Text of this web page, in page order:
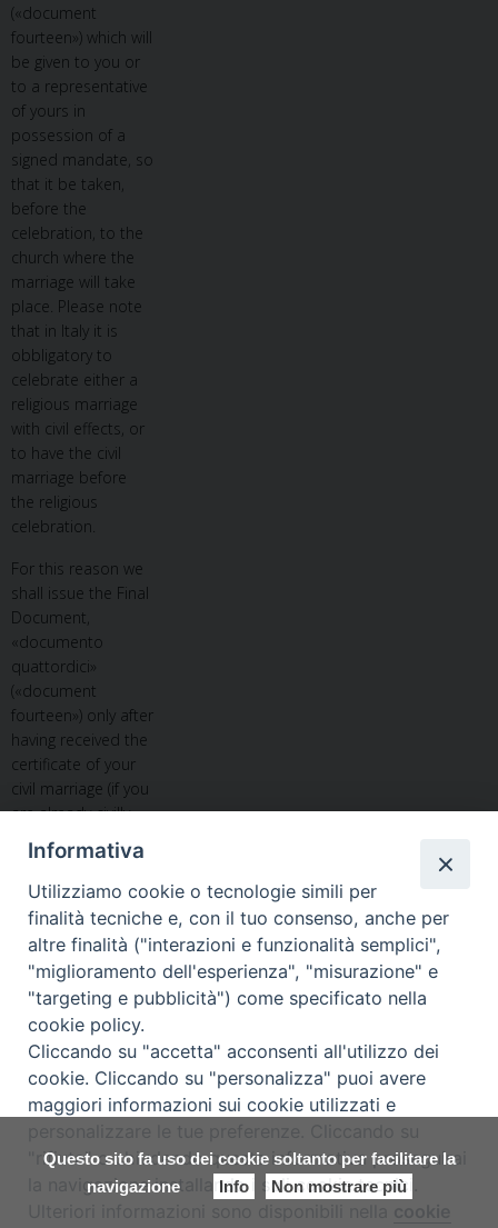
Questo sito fa uso dei cookie soltanto per facilitare la
navigazione
Info Non mostrare più
(«document
fourteen») which will
be given to you or
to a representative
of yours in
possession of a
signed mandate, so
that it be taken,
before the
celebration, to the
church where the
marriage will take
place. Please note
that in Italy it is
obbligatory to
celebrate either a
religious marriage
with civil effects, or
to have the civil
marriage before
the religious
celebration.
For this reason we
shall issue the Final
Document,
«documento
quattordici»
(«document
fourteen») only after
having received the
certificate of your
civil marriage (if you
are already civilly
married) o after
having received the
«Nulla Osta
Consolare»
(Consular
Permission) from
your Consulate
here in Italia (if you
are celebrating a
«concordatory
marriage», a
religious marriage
For further
information about
Informativa
Utilizziamo cookie o tecnologie simili per
finalità tecniche e, con il tuo consenso, anche per
altre finalità ("interazioni e funzionalità semplici",
"miglioramento dell'esperienza", "misurazione" e
"targeting e pubblicità") come specificato nella
cookie policy.
Cliccando su "accetta" acconsenti all'utilizzo dei
cookie. Cliccando su "personalizza" puoi avere
maggiori informazioni sui cookie utilizzati e
"rifiuta" o chiudendo questa informativa proseguirai
la navigazione installando i soli cookie tecnici.